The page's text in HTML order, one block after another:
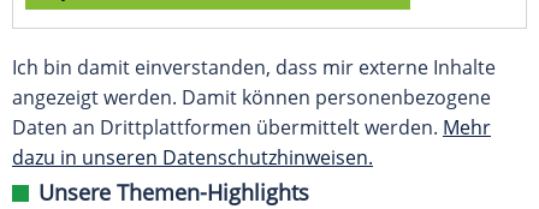
Ich bin damit einverstanden, dass mir externe Inhalte
angezeigt werden. Damit können personenbezogene
Daten an Drittplattformen übermittelt werden. Mehr
dazu in unseren Datenschutzhinweisen.
Unsere Themen-Highlights